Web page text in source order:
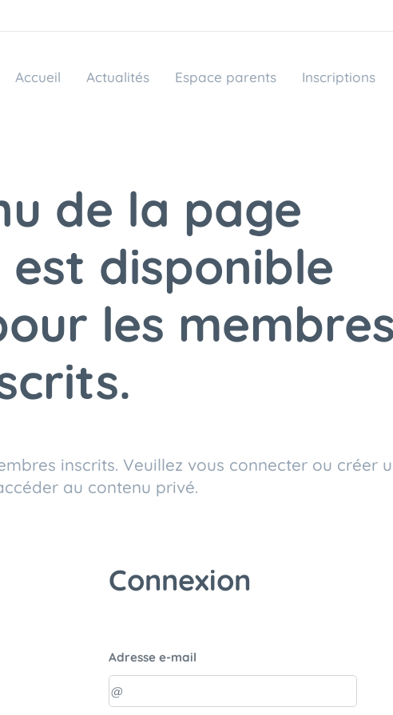
Accueil Actualités Espace parents Inscriptions
de la page
disponible
les membres
inscrits. Veuillez vous connecter ou créer
au contenu privé.
Connexion
Adresse e-mail